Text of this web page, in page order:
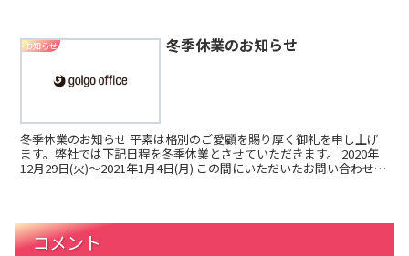
お知らせ 冬季休業のお知らせ
冬季休業のお知らせ 平素は格別のご愛顧を賜り厚く御礼を申し上げ
ます。弊社では下記日程を冬季休業とさせていただきます。 2020年
12月29日(火)～2021年1月4日(月) この間にいただいたお問い合わせ
コメント